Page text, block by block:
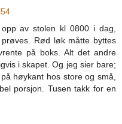
av stolen kl 0800 i dag,
Rød løk måtte byttes
på boks. Alt det andre
i skapet. Og jeg sier bare;
høykant hos store og små,
porsjon. Tusen takk for en